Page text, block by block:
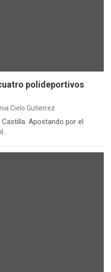
polideportivos
Cielo Gutierrez
Apostando por el